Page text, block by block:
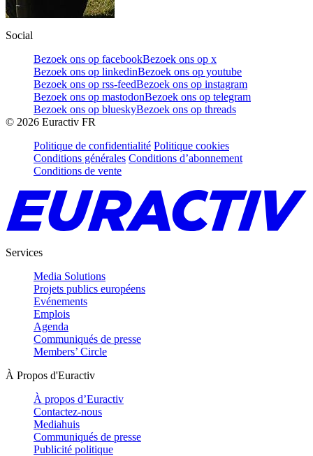
Social
Bezoek ons op facebookBezoek ons op x
Bezoek ons op linkedinBezoek ons op youtube
Bezoek ons op rss-feedBezoek ons op instagram
Bezoek ons op mastodonBezoek ons op telegram
Bezoek ons op blueskyBezoek ons op threads
© 2026 Euractiv FR
Politique de confidentialité Politique cookies
Conditions générales Conditions d’abonnement
Conditions de vente
Services
Media Solutions
Projets publics européens
Evénements
Emplois
Agenda
Communiqués de presse
Members’ Circle
À Propos d'Euractiv
À propos d’Euractiv
Contactez-nous
Mediahuis
Communiqués de presse
Publicité politique